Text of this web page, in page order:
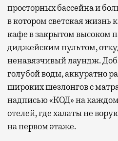
просторных бассейна и
в котором светская жизнь
кафе в закрытом высоком
диджейским пультом,
ненавязчивый лаундж.
голубой воды, аккуратно
широких шезлонгов с
надписью «КОД» на
отелей, где халаты не
на первом этаже.